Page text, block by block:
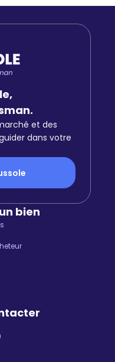
et des
dans votre
bien